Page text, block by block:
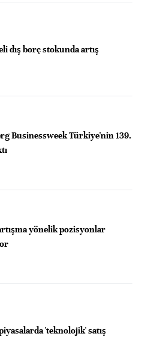
dış borç stokunda artış
Businessweek Türkiye'nin 139.
yönelik pozisyonlar
'teknolojik' satış